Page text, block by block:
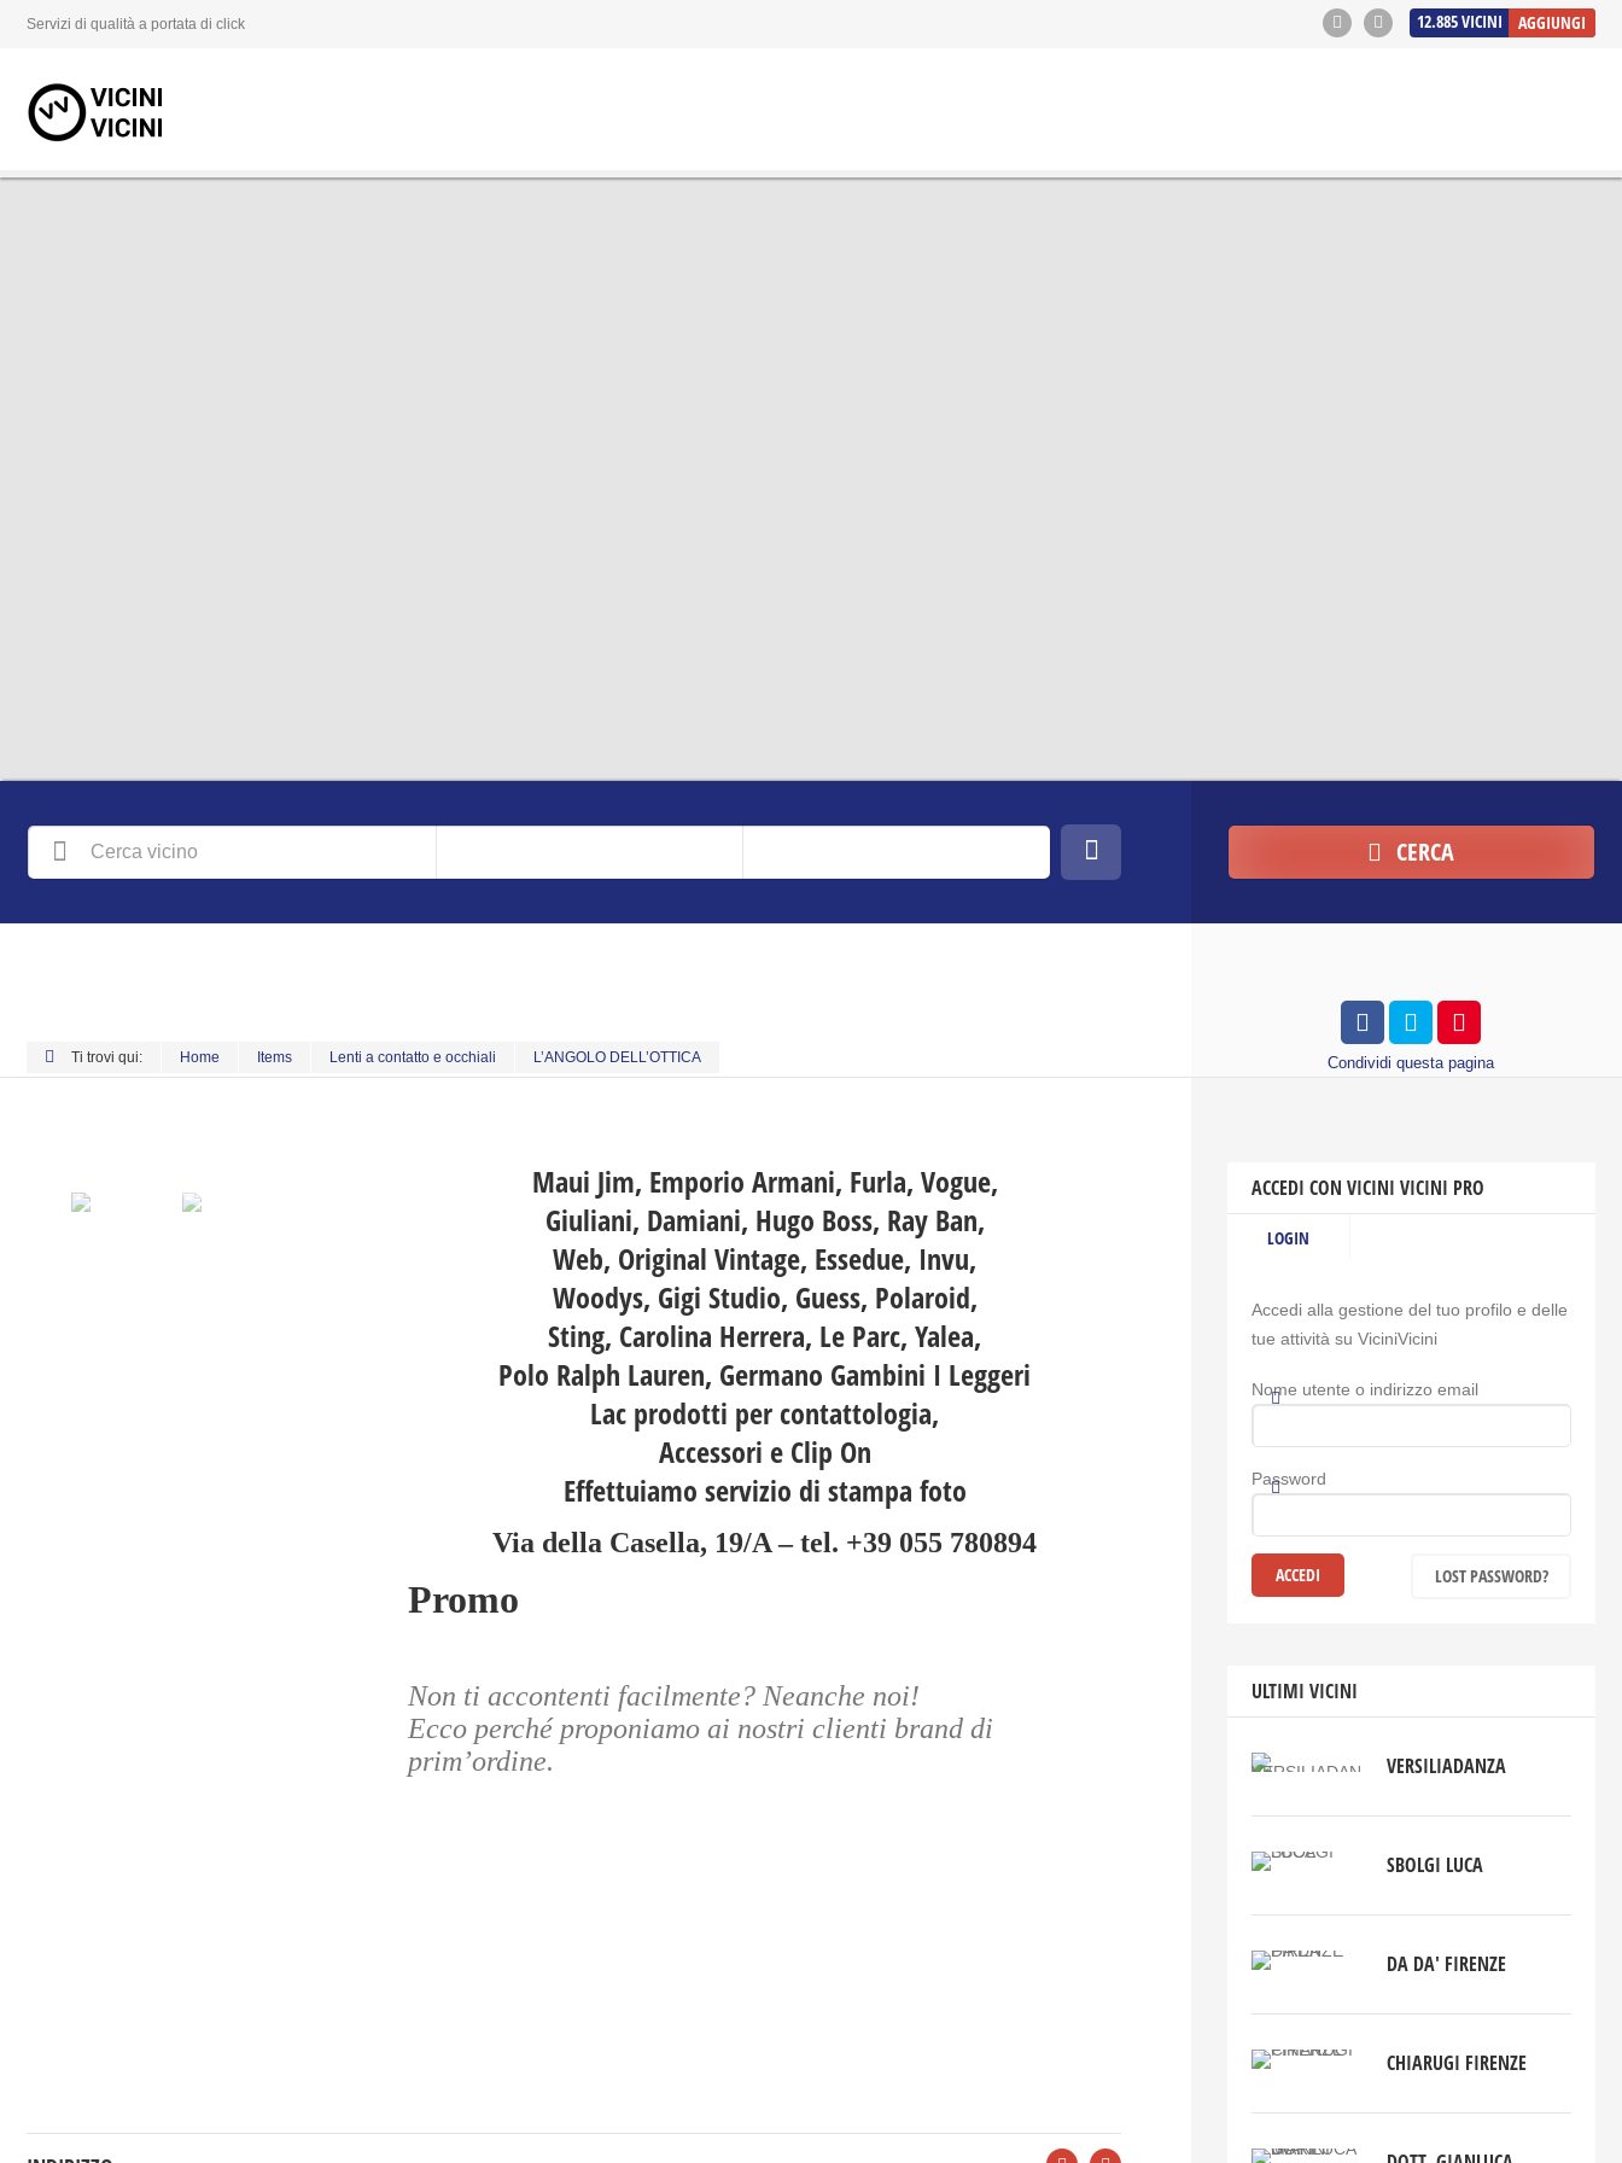
12.885VICINI AGGIUNGI
Servizi di qualità a portata di click
CERCA
Ti trovi qui: Home Items Lenti a contatto e occhiali L’ANGOLO DELL’OTTICA Condividi questa pagina
Maui Jim, Emporio Armani, Furla, Vogue,
Giuliani, Damiani, Hugo Boss, Ray Ban,
Web, Original Vintage, Essedue, Invu,
Woodys, Gigi Studio, Guess, Polaroid,
Sting, Carolina Herrera, Le Parc, Yalea,
Polo Ralph Lauren, Germano Gambini I Leggeri
Lac prodotti per contattologia,
Accessori e Clip On
Effettuiamo servizio di stampa foto
Via della Casella, 19/A – tel. +39 055 780894
Promo
Non ti accontenti facilmente? Neanche noi!
Ecco perché proponiamo ai nostri clienti brand di
prim’ordine.
ACCEDI CON VICINI VICINI PRO
LOGIN
Accedi alla gestione del tuo profilo e delle
tue attività su ViciniVicini
Nome utente o indirizzo email
Password
LOST PASSWORD?
ULTIMI VICINI
VERSILIADANZA
SBOLGI LUCA
DA DA' FIRENZE
CHIARUGI FIRENZE